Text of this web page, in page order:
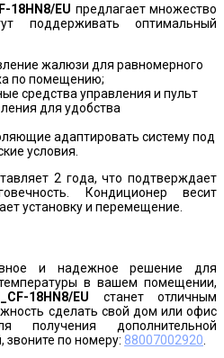
18HN8/EU предлагает множество
поддерживать оптимальный
жалюзи для равномерного
по помещению;
средства управления и пульт
для удобства
адаптировать систему под
условия.
2 года, что подтверждает
Кондиционер весит
установку и перемещение.
и надежное решение для
в вашем помещении,
18HN8/EU станет отличным
сделать свой дом или офис
получения дополнительной
по номеру: 88007002920